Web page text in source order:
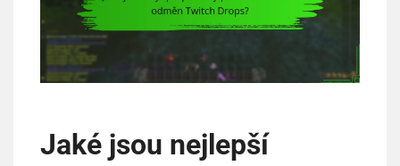
Jaké jsou nejlepší